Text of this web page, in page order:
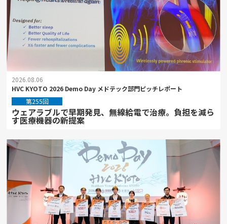
2026.08.06
HVC KYOTO 2026 Demo Day メドテック部門ピッチレポート
第255回
ウェアラブルで早期発見、無線給電で治療。負担を減ら
す医療機器の新提案